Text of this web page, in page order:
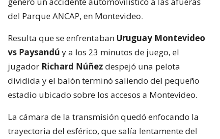
del Parque ANCAP, en Montevideo.
Resulta que se enfrentaban Uruguay Montevideo
vs Paysandú y a los 23 minutos de juego, el
jugador Richard Núñez despejó una pelota
dividida y el balón terminó saliendo del pequeño
estadio ubicado sobre los accesos a Montevideo.
La cámara de la transmisión quedó enfocando la
trayectoria del esférico, que salía lentamente del